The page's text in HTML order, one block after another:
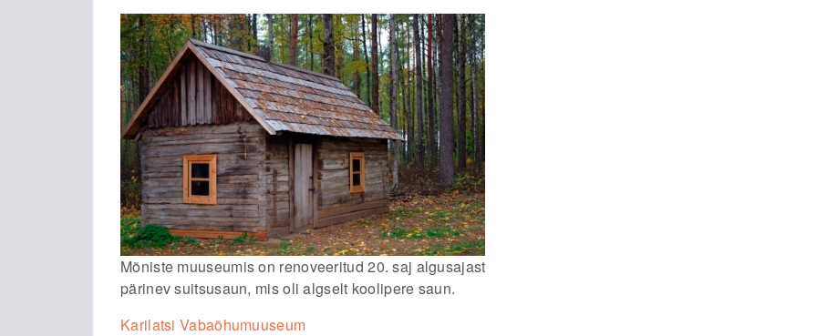
Mõniste muuseumis on renoveeritud 20. saj algusajast
pärinev suitsusaun, mis oli algselt koolipere saun.
Karilatsi Vabaõhumuuseum